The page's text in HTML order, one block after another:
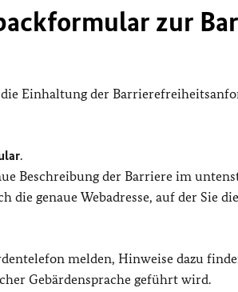
zur
Einhaltung der
.
Beschreibung der Barriere im
genaue Webadresse, auf der Sie
melden, Hinweise dazu
Gebärdensprache geführt wird.